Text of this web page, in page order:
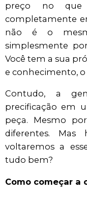
preço no que
completamente
não é o
simplesmente
Você tem a sua
e conhecimento,
Contudo, a
precificação em
peça. Mesmo
diferentes.
voltaremos a
tudo bem?
Como começar a